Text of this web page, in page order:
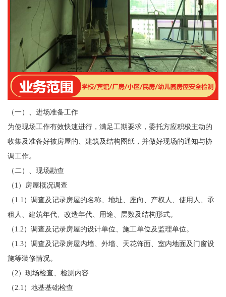
（一）、进场准备工作
为使现场工作有效快速进行，满足工期要求，委托方应积极主动的
收集及准备好被房屋的、建筑及结构图纸，并做好现场的通知与协
调工作。
（二）、现场勘查
（1）房屋概况调查
（1.1）调查及记录房屋的名称、地址、座向、产权人、使用人、承
租人、建筑年代、改造年代、用途、层数及结构形式。
（1.2）调查及记录房屋的设计单位、施工单位及监理单位。
（1.3）调查及记录房屋内墙、外墙、天花饰面、室内地面及门窗设
施等装修情况。
（2）现场检查、检测内容
（2.1）地基基础检查